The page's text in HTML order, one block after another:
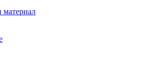
материал